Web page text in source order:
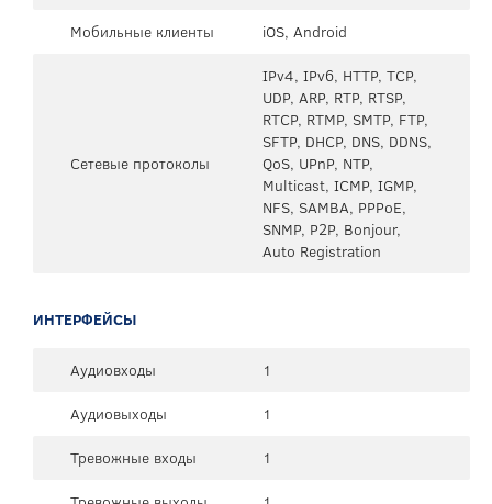
Мобильные клиенты iOS, Android
Сетевые протоколы
IPv4, IPv6, HTTP, TCP,
UDP, ARP, RTP, RTSP,
RTCP, RTMP, SMTP, FTP,
SFTP, DHCP, DNS, DDNS,
QoS, UPnP, NTP,
Multicast, ICMP, IGMP,
NFS, SAMBA, PPPoE,
SNMP, P2P, Bonjour,
Auto Registration
ИНТЕРФЕЙСЫ
Аудиовходы
1
Аудиовыходы
1
Тревожные входы
1